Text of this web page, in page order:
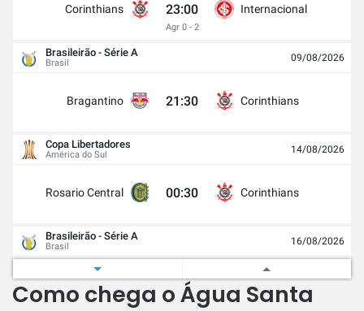
Corinthians 23:00
Agr 0 - 2
Internacional
Brasileirão - Série A
Brasil 09/08/2026
Bragantino 21:30 Corinthians
Copa Libertadores
América do Sul 14/08/2026
Rosario Central 00:30 Corinthians
Brasileirão - Série A
Brasil 16/08/2026
Corinthians 22:30 Cruzeiro
Como chega o Água Santa